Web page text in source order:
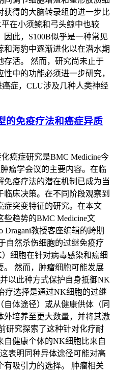
获得的大脑转录组的进一步比
在小须鲸和弓头鲸中也较
此，S100B似乎是一种常见
海豹中逐渐进化以在潜水期
存活。 然而，研究尚未止于
中的功能必须进一步研究，
癌症，CLU涉及几种人类神经
的免疫疗法和癌症异质
化癌症研究是BMC Medicine今
瘤学会议的主要内容。在临
疫疗法的潜在机制已成为当
床决策。在不同阶段观察到
症突变特征的研究。在本文
趋势的BMC Medicine文
Dragani教授客座编辑的跨期
自然杀伤细胞的过继免疫疗
细胞在针对病毒感染和癌细
。 然而，肿瘤细胞可能发展
以此种方式保护自身抵御NK
疗选择是通过NK细胞的过继
体途径）或从健康供体（同
外培养至更大数量，并将其激
研究探索了这种针对化疗耐
自健康个体的NK细胞比来自
表明同种异体途径可能对高
吸引力的选择。 肿瘤相关